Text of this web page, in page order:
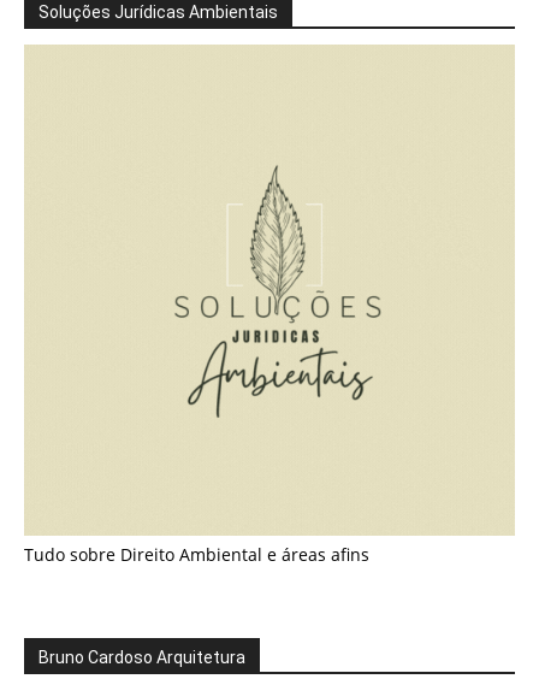
Soluções Jurídicas Ambientais
Tudo sobre Direito Ambiental e áreas afins
Bruno Cardoso Arquitetura